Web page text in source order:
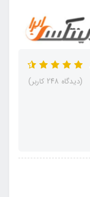
(دیدگاه 248 کاربر)